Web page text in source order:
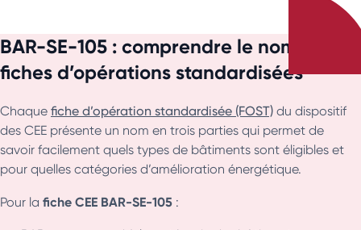
BAR-SE-105 : comprendre le nom des
fiches d’opérations standardisées
Chaque fiche d’opération standardisée (FOST) du dispositif
des CEE présente un nom en trois parties qui permet de
savoir facilement quels types de bâtiments sont éligibles et
pour quelles catégories d’amélioration énergétique.
Pour la fiche CEE BAR-SE-105 :